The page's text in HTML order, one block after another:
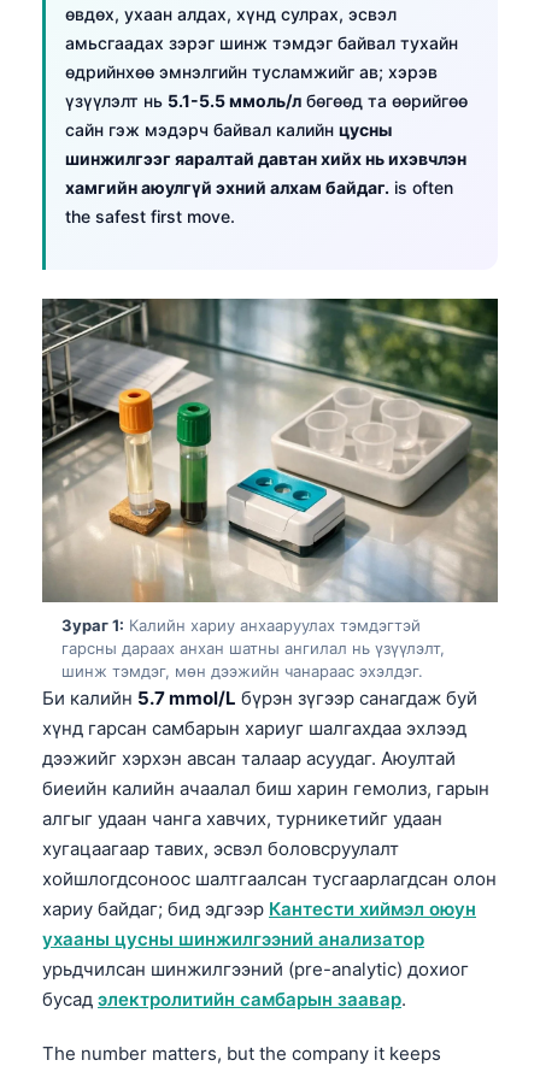
өвдөх, ухаан алдах, хүнд сулрах, эсвэл
амьсгаадах зэрэг шинж тэмдэг байвал тухайн
өдрийнхөө эмнэлгийн тусламжийг ав; хэрэв
үзүүлэлт нь 5.1-5.5 ммоль/л бөгөөд та өөрийгөө
сайн гэж мэдэрч байвал калийн цусны
шинжилгээг яаралтай давтан хийх нь ихэвчлэн
хамгийн аюулгүй эхний алхам байдаг. is often
the safest first move.
Зураг 1: Калийн хариу анхааруулах тэмдэгтэй
гарсны дараах анхан шатны ангилал нь үзүүлэлт,
шинж тэмдэг, мөн дээжийн чанараас эхэлдэг.
Би калийн 5.7 mmol/L бүрэн зүгээр санагдаж буй
хүнд гарсан самбарын хариуг шалгахдаа эхлээд
дээжийг хэрхэн авсан талаар асуудаг. Аюултай
биеийн калийн ачаалал биш харин гемолиз, гарын
алгыг удаан чанга хавчих, турникетийг удаан
хугацаагаар тавих, эсвэл боловсруулалт
хойшлогдсоноос шалтгаалсан тусгаарлагдсан олон
хариу байдаг; бид эдгээр Кантести хиймэл оюун
ухааны цусны шинжилгээний анализатор
урьдчилсан шинжилгээний (pre-analytic) дохиог
бусад электролитийн самбарын заавар.
The number matters, but the company it keeps